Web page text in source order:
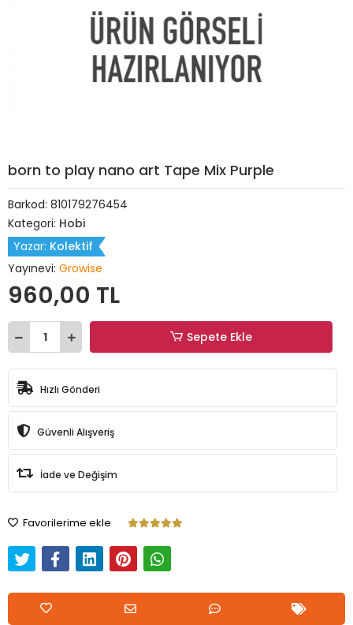
born to play nano art Tape Mix Purple
Barkod: 810179276454
Kategori: Hobi
Yazar: Kolektif
Yayınevi: Growise
960,00 TL
Sepete Ekle
Hızlı Gönderi
Güvenli Alışveriş
İade ve Değişim
Favorilerime ekle